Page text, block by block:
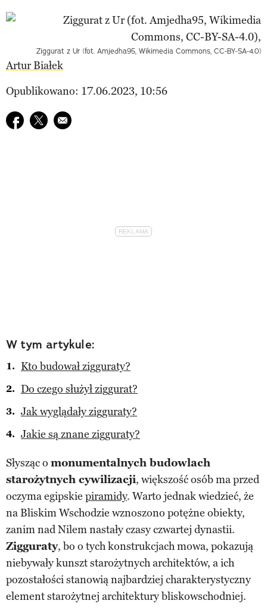
Ziggurat z Ur (fot. Amjedha95, Wikimedia Commons, CC-BY-SA-4.0)
Artur Białek
Opublikowano: 17.06.2023, 10:56
Udostępnij na facebook
Udostępnij na twitter
E-mail do przyjaciela
W tym artykule:
Kto budował zigguraty?
Do czego służył ziggurat?
Jak wyglądały zigguraty?
Jakie są znane zigguraty?
Słysząc o monumentalnych budowlach
starożytnych cywilizacji, większość osób ma przed
oczyma egipskie piramidy. Warto jednak wiedzieć, że
na Bliskim Wschodzie wznoszono potężne obiekty,
zanim nad Nilem nastały czasy czwartej dynastii.
Zigguraty, bo o tych konstrukcjach mowa, pokazują
niebywały kunszt starożytnych architektów, a ich
pozostałości stanowią najbardziej charakterystyczny
element starożytnej architektury bliskowschodniej.